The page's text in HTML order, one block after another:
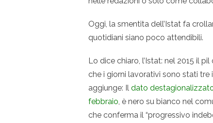
Oggi, la smentita dell’Istat fa
quotidiani siano poco attendibili.
Lo dice chiaro, l’Istat: nel 2015 il
che i giorni lavorativi sono stati tre
aggiunge: Il dato
febbraio, è nero su bianco nel
che conferma il “progressivo